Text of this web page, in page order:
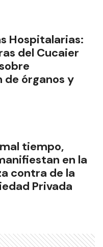
Hospitalarias:
del Cucaier
órganos y
tiempo,
en la
contra de la
Privada